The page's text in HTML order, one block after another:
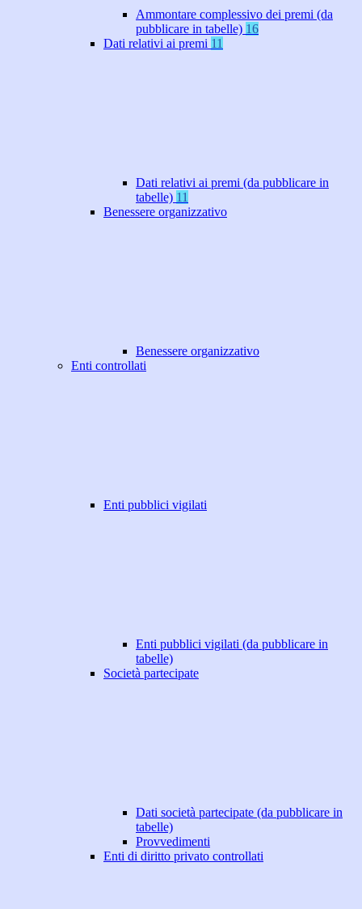
Ammontare complessivo dei premi (da
pubblicare in tabelle) 16
Dati relativi ai premi 11
Dati relativi ai premi (da pubblicare in
tabelle) 11
Benessere organizzativo
Benessere organizzativo
Enti controllati
Enti pubblici vigilati
Enti pubblici vigilati (da pubblicare in
tabelle)
Società partecipate
Dati società partecipate (da pubblicare in
tabelle)
Provvedimenti
Enti di diritto privato controllati